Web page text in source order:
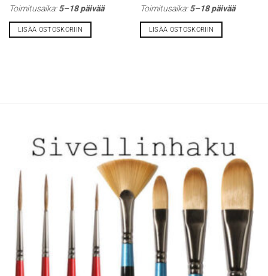
Toimitusaika:5–18 päivää
LISÄÄ OSTOSKORIIN
Toimitusaika:5–18 päivää
LISÄÄ OSTOSKORIIN